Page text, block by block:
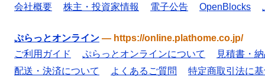
会社概要
株主・投資家情報 電子公告 OpenBlocks
ぷらっとオンライン — https://online.plathome.co.jp/
ご利用ガイド
ぷらっとオンラインについて
見積書・
配送・決済について
よくあるご質問
特定商取引法に